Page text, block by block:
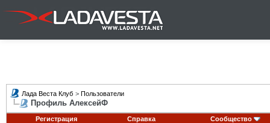
Лада Веста Клуб > Пользователи
Профиль АлексейФ
Регистрация Справка Сообщество